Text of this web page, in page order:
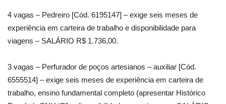
4 vagas – Pedreiro [Cód. 6195147] – exige seis meses de
experiência em carteira de trabalho e disponibilidade para
viagens – SALÁRIO R$ 1.736,00.
3 vagas – Perfurador de poços artesianos – auxiliar [Cód.
6555514] – exige seis meses de experiência em carteira de
trabalho, ensino fundamental completo (apresentar Histórico